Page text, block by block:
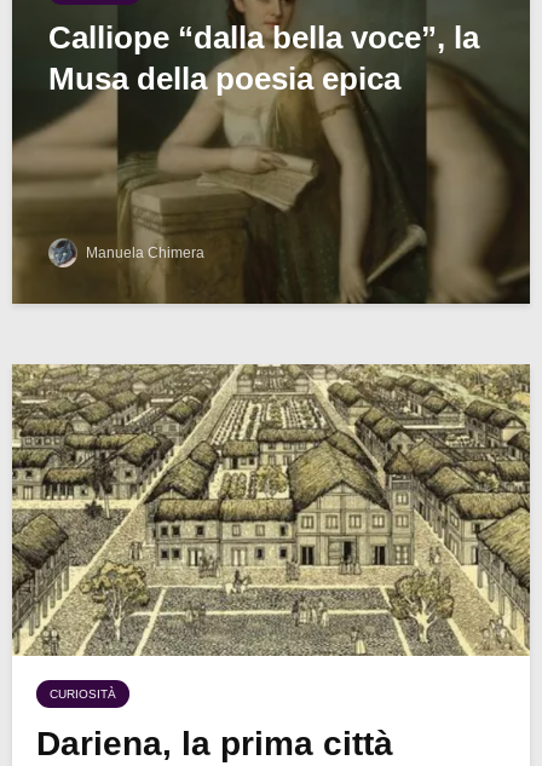
Calliope “dalla bella voce”, la
Musa della poesia epica
Manuela Chimera
CURIOSITÀ
Dariena, la prima città